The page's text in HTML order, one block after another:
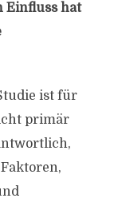
Einfluss hat
ist für
primär